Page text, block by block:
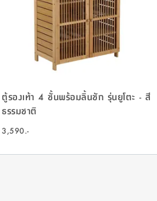
ตู้รองเท้า 4 ชั้นพร้อมลิ้นชัก รุ่นยูโตะ - สี
ธรรมชาติ
3,590.-